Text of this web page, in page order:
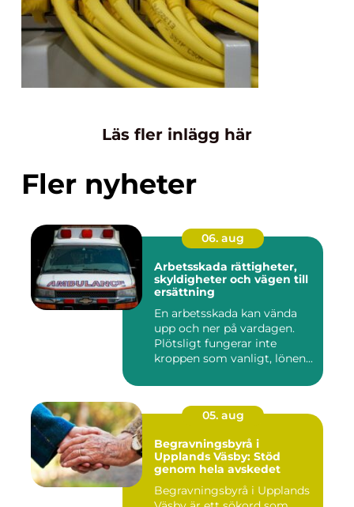
Läs fler inlägg här
Fler nyheter
06. aug
Arbetsskada rättigheter,
skyldigheter och vägen till
ersättning
En arbetsskada kan vända
upp och ner på vardagen.
Plötsligt fungerar inte
kroppen som vanligt, lönen...
05. aug
Begravningsbyrå i
Upplands Väsby: Stöd
genom hela avskedet
Begravningsbyrå i Upplands